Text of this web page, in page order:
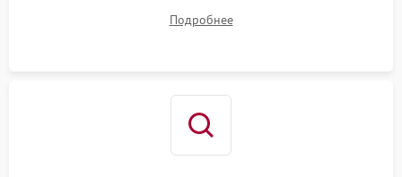
Подробнее